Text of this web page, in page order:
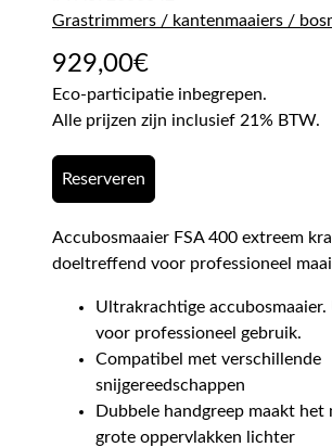
Grastrimmers / kantenmaaiers /
929,00€
Eco-participatie inbegrepen.
Alle prijzen zijn inclusief 21% BTW.
Reserveren
Accubosmaaier FSA 400 extreem
doeltreffend voor professioneel
Ultrakrachtige
voor professioneel gebruik.
Compatibel met verschillende
snijgereedschappen
Dubbele handgreep maakt het
grote oppervlakken lichter